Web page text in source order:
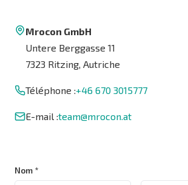
Mrocon GmbH
Untere Berggasse 11
7323 Ritzing, Autriche
Téléphone :+46 670 3015777
E-mail :team@mrocon.at
Nom *